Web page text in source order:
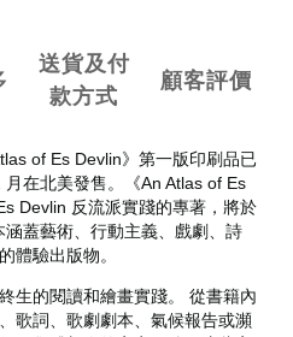
送貨及付
款方式
顧客評價
of Es Devlin》第一版印刷品已
在北美發售。《An Atlas of Es
Devlin 反流派實踐的專著，將於
蓋藝術、行動主義、戲劇、詩
體驗出版物。
生的閱讀和繪畫實踐。 從書籍內
歌詞、歌劇劇本、氣候報告或瀕